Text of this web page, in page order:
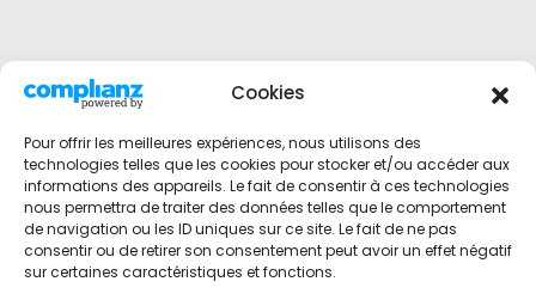
Cookies
Pour offrir les meilleures expériences, nous utilisons des
technologies telles que les cookies pour stocker et/ou accéder aux
informations des appareils. Le fait de consentir à ces technologies
nous permettra de traiter des données telles que le comportement
de navigation ou les ID uniques sur ce site. Le fait de ne pas
consentir ou de retirer son consentement peut avoir un effet négatif
sur certaines caractéristiques et fonctions.